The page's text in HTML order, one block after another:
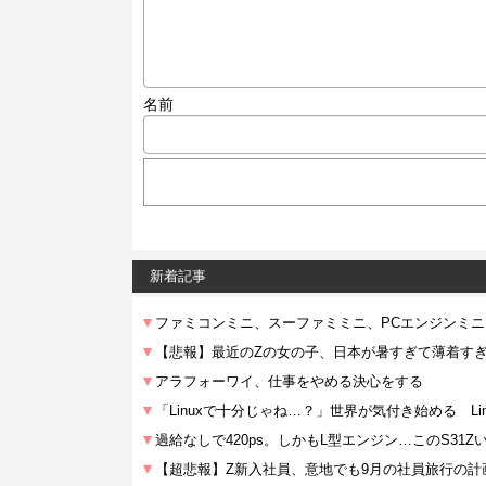
名前
新着記事